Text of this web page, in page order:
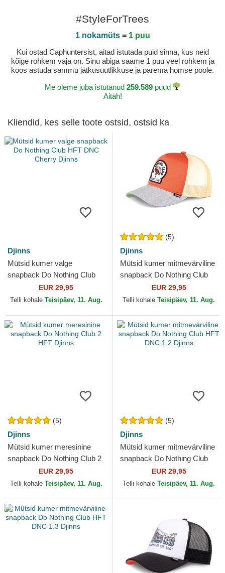
#StyleForTrees
1 nokamüts= 1 puu
Kui ostad Caphuntersist, aitad istutada puid sinna, kus neid
kõige rohkem vaja on. Sinu abiga saame 1 puu veel rohkem ja
koos astuda sammu jätkusuutlikkuse ja parema homse poole.
Me oleme juba istutanud 259.589 puud
Aitäh!
Kliendid, kes selle toote ostsid, ostsid ka
Djinns
Mütsid kumer valge
snapback Do Nothing Club
HFT DNC Cherry Djinns
EUR 29,95
Telli kohale Teisipäev, 11. Aug.
(5)
Djinns
Mütsid kumer mitmevärviline
snapback Do Nothing Club
HFT DNC 1.1 Djinns
EUR 29,95
Telli kohale Teisipäev, 11. Aug.
(5)
Djinns
Mütsid kumer meresinine
snapback Do Nothing Club 2
HFT DjinnsEUR 29,95
Telli kohale Teisipäev, 11. Aug.
(5)
Djinns
Mütsid kumer mitmevärviline
snapback Do Nothing Club
HFT DNC 1.2 Djinns
EUR 29,95
Telli kohale Teisipäev, 11. Aug.